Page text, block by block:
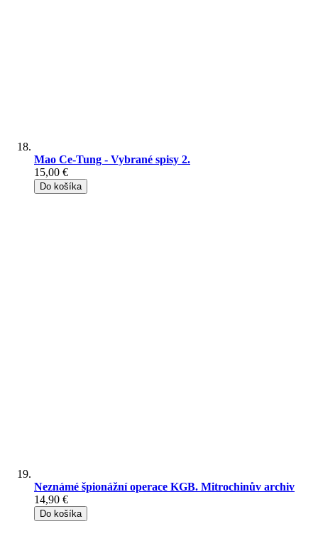
Mao Ce-Tung - Vybrané spisy 2.
15,00 €
Do košíka
Neznámé špionážní operace KGB. Mitrochinův archiv
14,90 €
Do košíka